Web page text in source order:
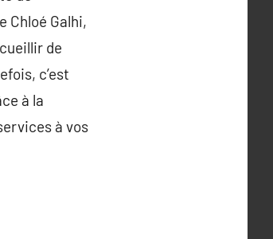
Chloé Galhi,
de
c’est
à la
à vos